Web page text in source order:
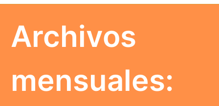
Archivos
mensuales: